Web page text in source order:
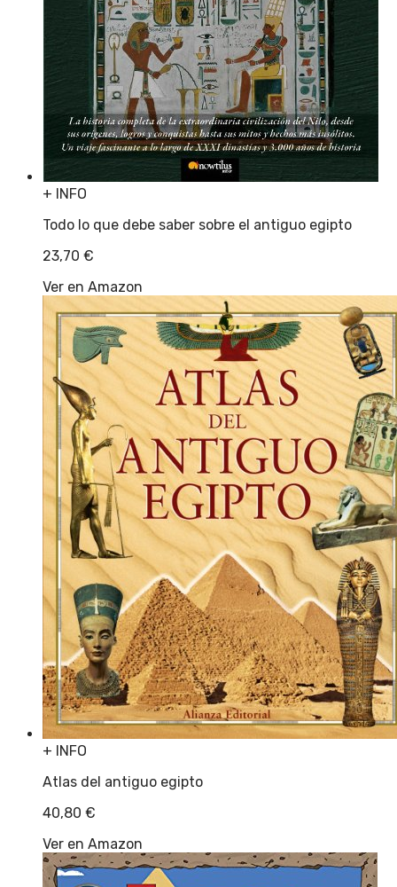
+ INFO
Todo lo que debe saber sobre el antiguo egipto
23,70 €
Ver en Amazon
+ INFO
Atlas del antiguo egipto
40,80 €
Ver en Amazon